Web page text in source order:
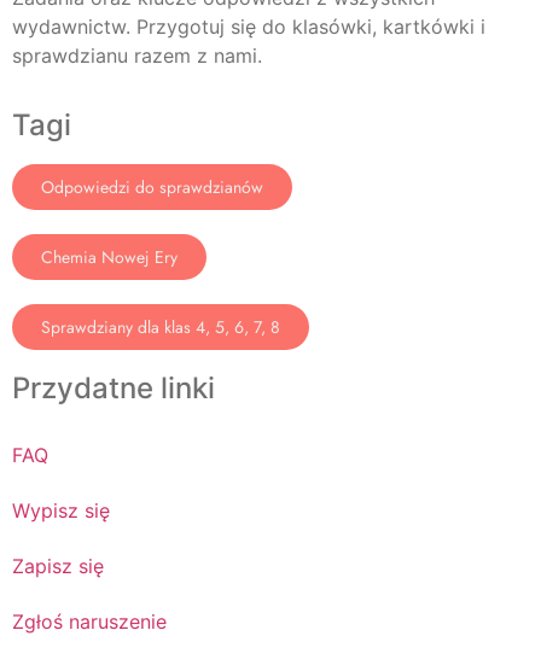
wydawnictw. Przygotuj się do klasówki, kartkówki i
sprawdzianu razem z nami.
Tagi
Odpowiedzi do sprawdzianów
Chemia Nowej Ery
Sprawdziany dla klas 4, 5, 6, 7, 8
Przydatne linki
FAQ
Wypisz się
Zapisz się
Zgłoś naruszenie